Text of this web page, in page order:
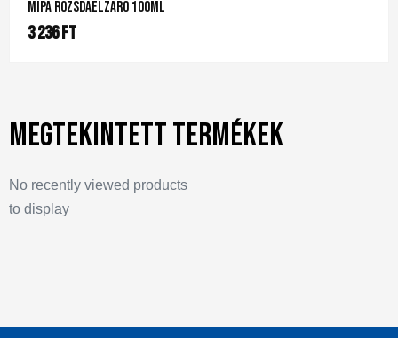
Mipa Rozsdaelzáró 100ml
3 236Ft
Megtekintett termékek
No recently viewed products
to display